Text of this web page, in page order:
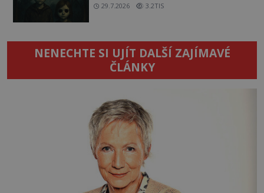
29.7.2026 3.2TIS
NENECHTE SI UJÍT DALŠÍ ZAJÍMAVÉ
ČLÁNKY